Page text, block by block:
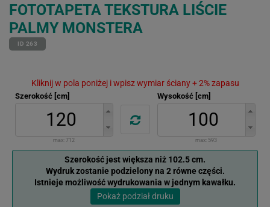
FOTOTAPETA TEKSTURA LIŚCIE
PALMY MONSTERA
ID 263
Kliknij w pola poniżej i wpisz wymiar ściany + 2% zapasu
Szerokość [cm]
max: 712
Wysokość [cm]
max: 593
Szerokość jest większa niż 102.5 cm.
Wydruk zostanie podzielony na 2 równe części.
Istnieje możliwość wydrukowania w jednym kawałku.
Pokaż podział druku